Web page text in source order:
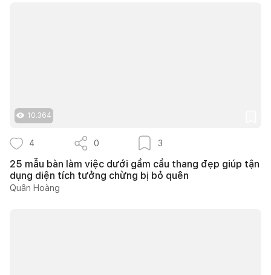
10.364
4 0 3
25 mẫu bàn làm việc dưới gầm cầu thang đẹp giúp tận
dụng diện tích tưởng chừng bị bỏ quên
Quân Hoàng